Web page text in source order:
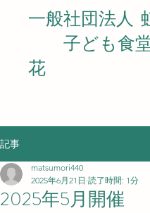
一般社団法人
子ども食
花
記事
2025年5月開催
matsumori440
2025年6月21日 読了時間: 1分